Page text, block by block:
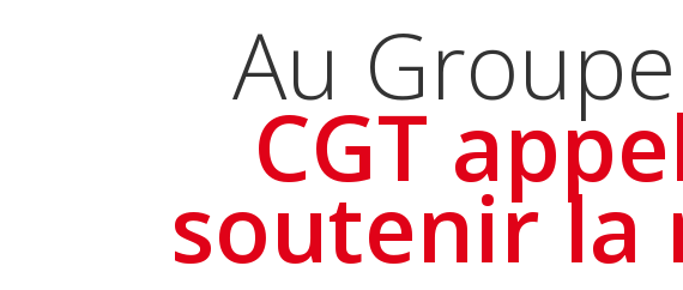
Au
CGT
soutenir la